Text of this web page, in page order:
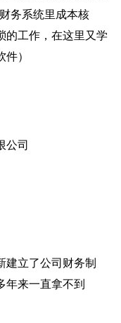
务系统里成本核
的工作，在这里又学
）
司
立了公司财务制
年来一直拿不到